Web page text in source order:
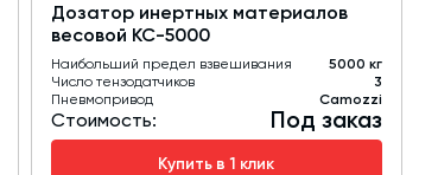
Дозатор инертных материалов
весовой КС-5000
Наибольший предел взвешивания
5000 кг
Число тензодатчиков
3
Пневмопривод
Camozzi
Стоимость: Под заказ
Купить в 1 клик